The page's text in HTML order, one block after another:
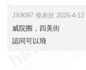
JX9097 發表於 2026-4-12
威院圈，四美街
認同可以飛